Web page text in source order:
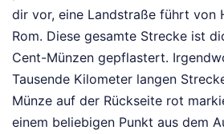
dir vor, eine Landstraße führt von
Rom. Diese gesamte Strecke ist
Cent-Münzen gepflastert.
Tausende Kilometer langen
Münze auf der Rückseite rot
einem beliebigen Punkt aus dem